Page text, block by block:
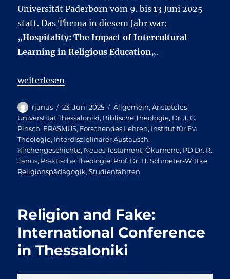
Universität Paderborn vom 9. bis 13 Juni 2025
statt. Das Thema in diesem Jahr war:
„Hospitality: The Impact of Intercultural
Learning in Religious Education„.
„7th International Summer School in Thessaloniki“
weiterlesen
Autor
rjanus
Veröffentlicht
am
23. Juni 2025 Kategorien
Allgemein,Aristoteles-
Universtität Thessaloniki, Biblische Theologie, Dr. J. C.
Pinsch, ERASMUS, Forschendes Lehren, Institut für Ev.
Theologie, Interdisziplinärer Austausch,
Kirchengeschichte, Neues Testament,Ökumene, PD Dr. R.
Janus, Praktische Theologie, Prof. Dr. H. Schroeter-Wittke,
Religionspädagogik,Studienfahrten
Religion and Fake:
International Conference
in Thessaloniki